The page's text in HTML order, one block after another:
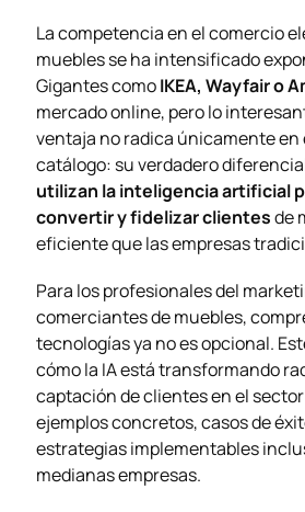
La competencia en el comercio
muebles se ha intensificado
Gigantes comoIKEA, Wayfair o
mercado online, pero lo
ventaja no radica únicamente en
catálogo: su verdadero
utilizan la inteligencia artificial
convertir y fidelizar clientesde
eficiente que las empresas
Para los profesionales del
comerciantes de muebles,
tecnologías ya no es opcional.
cómo la IA está transformando
captación de clientes en el
ejemplos concretos, casos de
estrategias implementables
medianas empresas.